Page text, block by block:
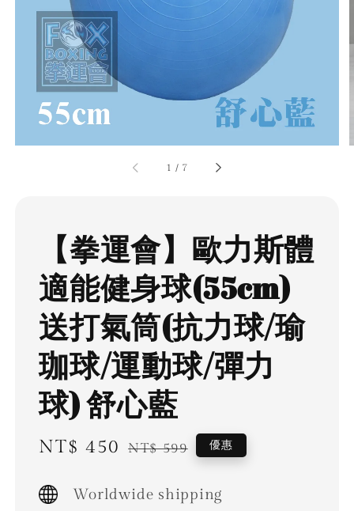
1 / 7
【拳運會】歐力斯體
適能健身球(55cm)
送打氣筒(抗力球/瑜
珈球/運動球/彈力
球) 舒心藍
Sale
NT$ 450 Regular
NT$ 599 優惠
Worldwide shipping